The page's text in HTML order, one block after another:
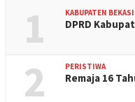
1 KABUPATEN BEKASI
DPRD
2 PERISTIWA
Remaja 16